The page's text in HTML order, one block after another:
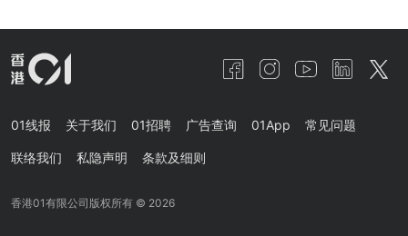
01线报 关于我们 01招聘 广告查询 01App 常见问题
联络我们 私隐声明 条款及细则
香港01有限公司版权所有 © 2026